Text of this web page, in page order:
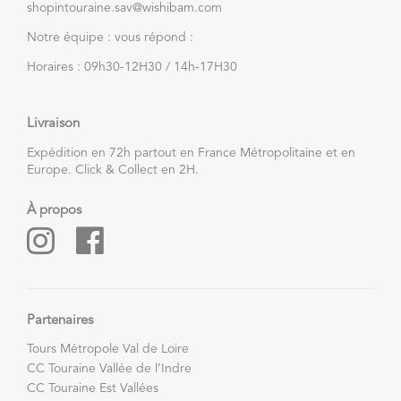
expérience inoubliable pour les papilles.
shopintouraine.sav@wishibam.com
Notre équipe : vous répond :
Horaires : 09h30-12H30 / 14h-17H30
Livraison
Expédition en 72h partout en France Métropolitaine et en
Europe. Click & Collect en 2H.
À propos
Partenaires
Tours Métropole Val de Loire
CC Touraine Vallée de l’Indre
CC Touraine Est Vallées